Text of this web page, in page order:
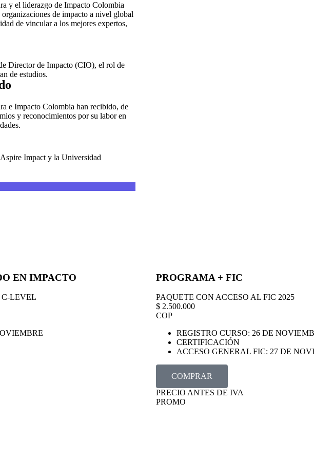
y el liderazgo de Impacto Colombia
de impacto a nivel global
de vincular a los mejores expertos,
Director de Impacto (CIO), el rol de
de estudios.
e Impacto Colombia han recibido, de
y reconocimientos por su labor en
Impact y la Universidad
EN IMPACTO
C-LEVEL
PROGRAMA + FIC
PAQUETE CON ACCESO AL FIC 2025
$ 2.500.000
COP
REGISTRO CURSO: 26 DE
CERTIFICACIÓN
ACCESO GENERAL FIC: 27 DE
COMPRAR
PRECIO ANTES DE IVA
PROMO